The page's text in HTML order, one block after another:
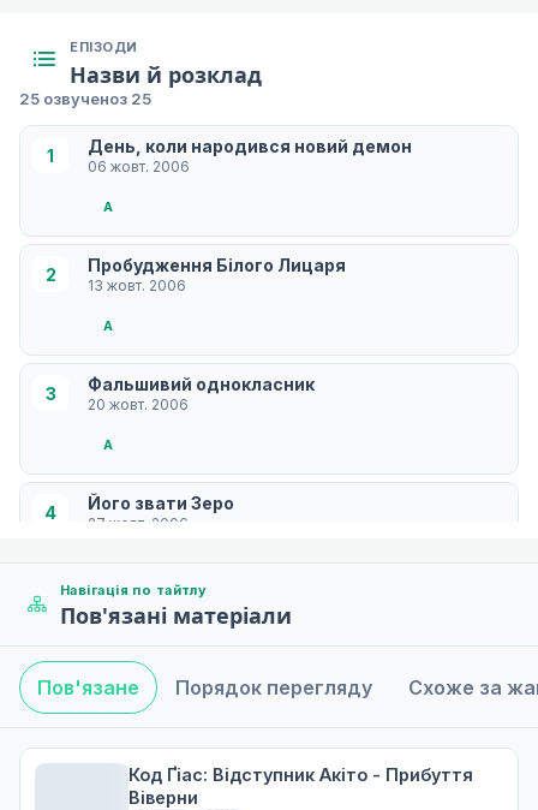
ЕПІЗОДИ
Назви й розклад
25 озвученоз 25
1 День, коли народився новий демон
06 жовт. 2006
A
2 Пробудження Білого Лицаря
13 жовт. 2006
A
3 Фальшивий однокласник
20 жовт. 2006
A
4 Його звати Зеро
27 жовт. 2006
Принцеса і Відьма
A
6
10 лист. 2006
Навігація по тайтлу
Пов'язані матеріали
Пов'язане Порядок перегляду Схоже за
Код Ґіас: Відступник Акіто - Прибуття
Віверни